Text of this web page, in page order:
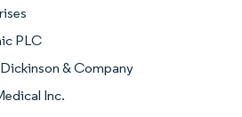
PLC
& Company
Inc.